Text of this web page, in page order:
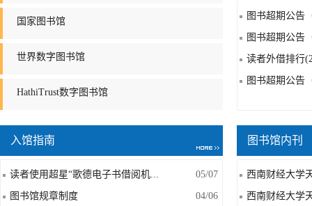
国家图书馆
世界数字图书馆
HathiTrust数字图书馆
图书超期公告
图书超期公告
读者外借排行
图书超期公告
入馆指南
读者使用超星“歌德电子书借阅机... 05/07
图书馆规章制度 04/06
图书馆内刊
西南财经大学
西南财经大学